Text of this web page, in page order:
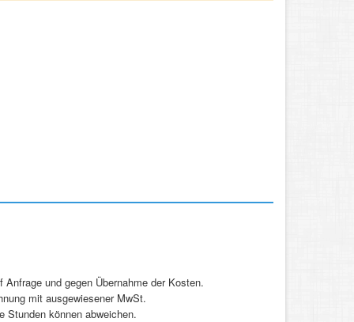
und gegen Übernahme der Kosten.
mit ausgewiesener MwSt.
Stunden können abweichen.